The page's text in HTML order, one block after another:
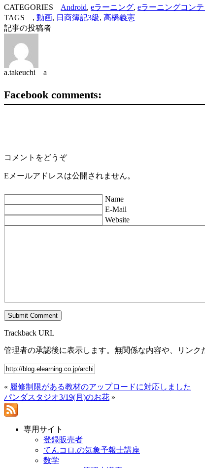
CATEGORIES Android, eラーニング, eラーニングコン
TAGS , 動画, 日商簿記3級, 高橋義憲
記事の投稿者
a.takeuchi a
Facebook comments:
コメントをどうぞ
Eメールアドレスは公開されません。
Name
E-Mail
Website
Trackback URL
管理者の承認後に表示します。無関係な内容や、リンク
« 履修制限がある教材のアップロードに対応しました
パンダスタジオ3/19(月)のお花 »
専用サイト
登録販売者
てんコロ.の気象予報士講座
数学